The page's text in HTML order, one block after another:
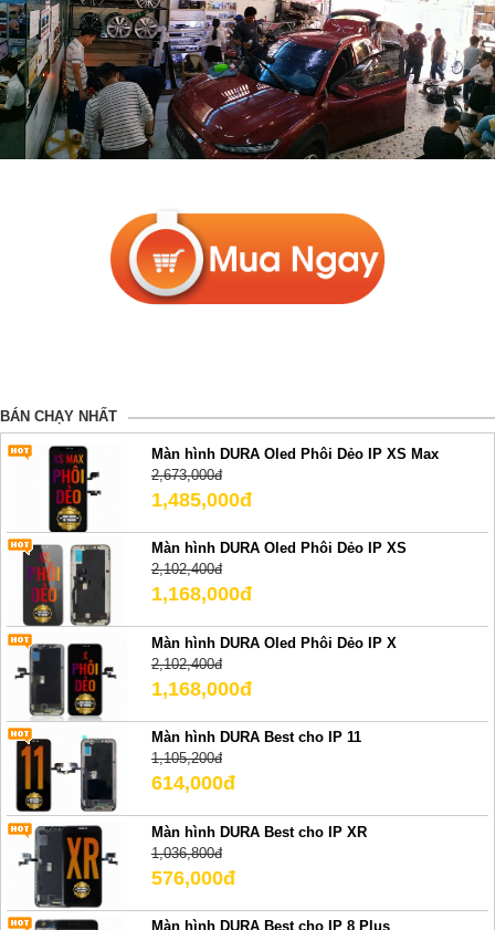
BÁN CHẠY NHẤT
Màn hình DURA Oled Phôi Dẻo IP XS Max
2,673,000đ
1,485,000đ
Màn hình DURA Oled Phôi Dẻo IP XS
2,102,400đ
1,168,000đ
Màn hình DURA Oled Phôi Dẻo IP X
2,102,400đ
1,168,000đ
Màn hình DURA Best cho IP 11
1,105,200đ
614,000đ
Màn hình DURA Best cho IP XR
1,036,800đ
576,000đ
Màn hình DURA Best cho IP 8 Plus